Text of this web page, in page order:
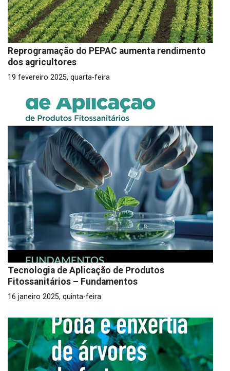
Reprogramação do PEPAC aumenta rendimento
dos agricultores
19 fevereiro 2025, quarta-feira
Tecnologia de Aplicação de Produtos
Fitossanitários – Fundamentos
16 janeiro 2025, quinta-feira